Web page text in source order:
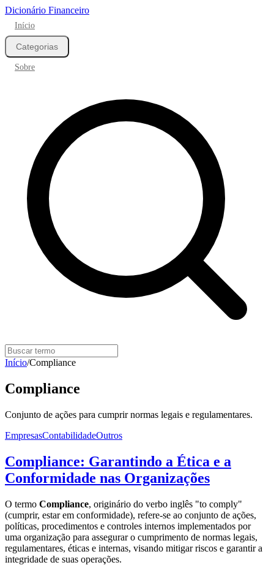
Dicionário Financeiro
Início
Categorias
Sobre
Início/Compliance
Compliance
Conjunto de ações para cumprir normas legais e regulamentares.
EmpresasContabilidadeOutros
Compliance: Garantindo a Ética e a
Conformidade nas Organizações
O termo Compliance, originário do verbo inglês "to comply"
(cumprir, estar em conformidade), refere-se ao conjunto de ações,
políticas, procedimentos e controles internos implementados por
uma organização para assegurar o cumprimento de normas legais,
regulamentares, éticas e internas, visando mitigar riscos e garantir a
integridade de suas operações.